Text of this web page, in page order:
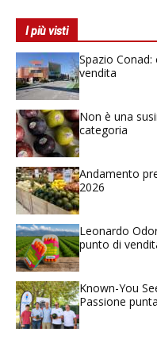
I più visti
Spazio
vendita
Non è una
categoria
Andamento
2026
Leonardo
punto di
Known-You
Passione